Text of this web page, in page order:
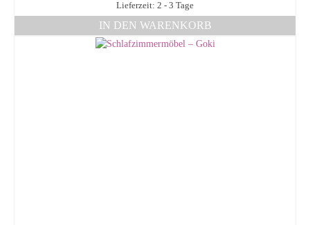
Lieferzeit: 2 - 3 Tage
IN DEN WARENKORB